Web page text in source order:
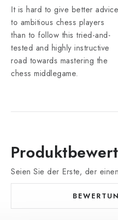
It is hard to give better advice
to ambitious chess players
than to follow this tried-and-
tested and highly instructive
road towards mastering the
chess middlegame.
Seien Sie der Erste, der